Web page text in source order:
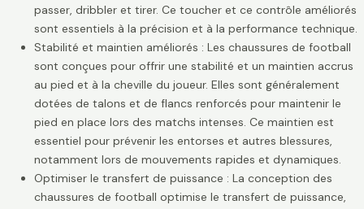
passer, dribbler et tirer. Ce toucher et ce contrôle améliorés
sont essentiels à la précision et à la performance technique.
Stabilité et maintien améliorés : Les chaussures de football
sont conçues pour offrir une stabilité et un maintien accrus
au pied et à la cheville du joueur. Elles sont généralement
dotées de talons et de flancs renforcés pour maintenir le
pied en place lors des matchs intenses. Ce maintien est
essentiel pour prévenir les entorses et autres blessures,
notamment lors de mouvements rapides et dynamiques.
Optimiser le transfert de puissance : La conception des
chaussures de football optimise le transfert de puissance,